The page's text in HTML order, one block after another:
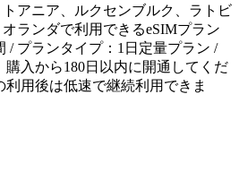
アニア、ルクセンブルク、ラトビ
ランダで利用できるeSIMプラン
/ プランタイプ：1日定量プラン /
入から180日以内に開通してくだ
用後は低速で継続利用できま